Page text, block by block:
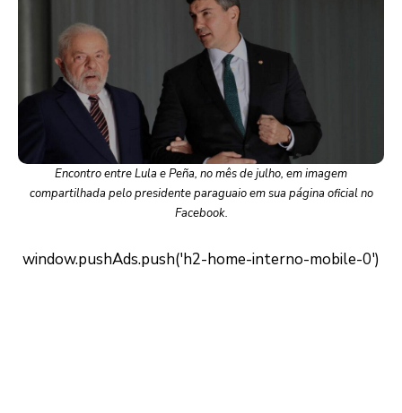
Encontro entre Lula e Peña, no mês de julho, em imagem
compartilhada pelo presidente paraguaio em sua página oficial no
Facebook.